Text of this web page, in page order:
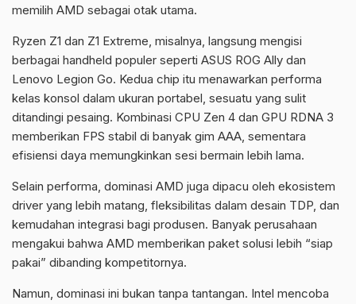
memilih AMD sebagai otak utama.
Ryzen Z1 dan Z1 Extreme, misalnya, langsung mengisi
berbagai handheld populer seperti ASUS ROG Ally dan
Lenovo Legion Go. Kedua chip itu menawarkan performa
kelas konsol dalam ukuran portabel, sesuatu yang sulit
ditandingi pesaing. Kombinasi CPU Zen 4 dan GPU RDNA 3
memberikan FPS stabil di banyak gim AAA, sementara
efisiensi daya memungkinkan sesi bermain lebih lama.
Selain performa, dominasi AMD juga dipacu oleh ekosistem
driver yang lebih matang, fleksibilitas dalam desain TDP, dan
kemudahan integrasi bagi produsen. Banyak perusahaan
mengakui bahwa AMD memberikan paket solusi lebih “siap
pakai” dibanding kompetitornya.
Namun, dominasi ini bukan tanpa tantangan. Intel mencoba